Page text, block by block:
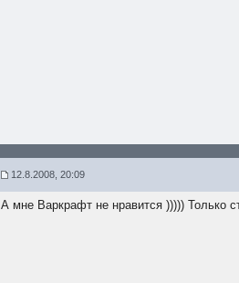
12.8.2008, 20:09
А мне Варкрафт не нравится ))))) Только